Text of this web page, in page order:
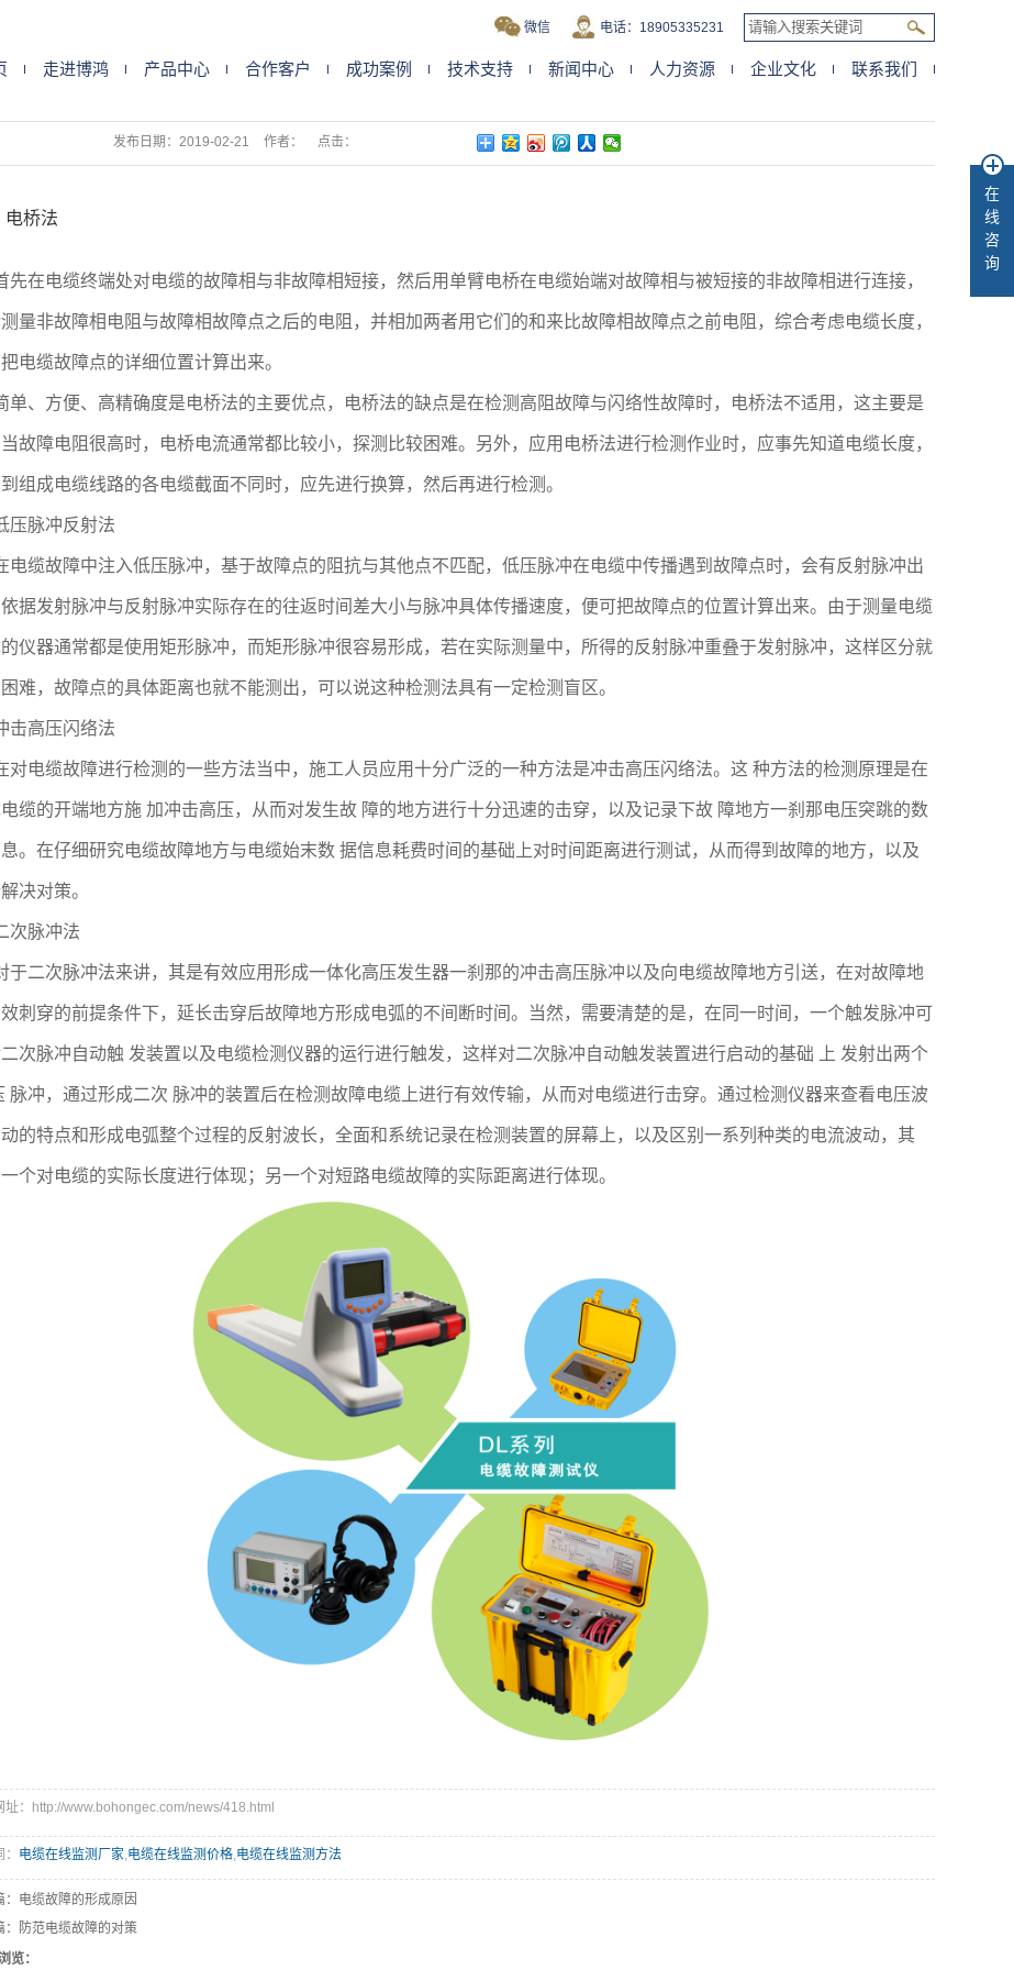
电话：18905335231
微信
走进博鸿 产品中心 合作客户 成功案例 技术支持 新闻中心 人力资源 企业文化 联系我们
发布日期： 2019-02-21 作者： 点击：
电桥法
先在电缆终端处对电缆的故障相与非故障相短接，然后用单臂电桥在电缆始端对故障相与被短接的非故障相进行连接，
量非故障相电阻与故障相故障点之后的电阻，并相加两者用它们的和来比故障相故障点之前电阻，综合考虑电缆长度，
电缆故障点的详细位置计算出来。
单、方便、高精确度是电桥法的主要优点，电桥法的缺点是在检测高阻故障与闪络性故障时，电桥法不适用，这主要是
故障电阻很高时，电桥电流通常都比较小，探测比较困难。另外，应用电桥法进行检测作业时，应事先知道电缆长度，
组成电缆线路的各电缆截面不同时，应先进行换算，然后再进行检测。
压脉冲反射法
电缆故障中注入低压脉冲，基于故障点的阻抗与其他点不匹配，低压脉冲在电缆中传播遇到故障点时，会有反射脉冲出
据发射脉冲与反射脉冲实际存在的往返时间差大小与脉冲具体传播速度，便可把故障点的位置计算出来。由于测量电缆
仪器通常都是使用矩形脉冲，而矩形脉冲很容易形成，若在实际测量中，所得的反射脉冲重叠于发射脉冲，这样区分就
难，故障点的具体距离也就不能测出，可以说这种检测法具有一定检测盲区。
击高压闪络法
对电缆故障进行检测的一些方法当中，施工人员应用十分广泛的一种方法是冲击高压闪络法。这 种方法的检测原理是在
缆的开端地方施 加冲击高压，从而对发生故 障的地方进行十分迅速的击穿，以及记录下故 障地方一刹那电压突跳的数
。在仔细研究电缆故障地方与电缆始末数 据信息耗费时间的基础上对时间距离进行测试，从而得到故障的地方，以及
决对策。
次脉冲法
于二次脉冲法来讲，其是有效应用形成一体化高压发生器一刹那的冲击高压脉冲以及向电缆故障地方引送，在对故障地
刺穿的前提条件下，延长击穿后故障地方形成电弧的不间断时间。当然，需要清楚的是，在同一时间，一个触发脉冲可
次脉冲自动触 发装置以及电缆检测仪器的运行进行触发，这样对二次脉冲自动触发装置进行启动的基础 上 发射出两个
脉冲，通过形成二次 脉冲的装置后在检测故障电缆上进行有效传输，从而对电缆进行击穿。通过检测仪器来查看电压波
的特点和形成电弧整个过程的反射波长，全面和系统记录在检测装置的屏幕上，以及区别一系列种类的电流波动，其
个对电缆的实际长度进行体现；另一个对短路电缆故障的实际距离进行体现。
址：http://www.bohongec.com/news/418.html
电缆在线监测厂家,电缆在线监测价格,电缆在线监测方法
电缆故障的形成原因
防范电缆故障的对策
览：
在
线
咨
询